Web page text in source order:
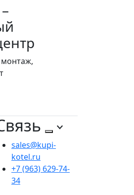
монтаж,
sales@kupi-
kotel.ru
+7 (963) 629-74-
34